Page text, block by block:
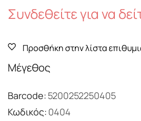
Συνδεθείτε για να
Προσθήκη στην λίστα
Μέγεθος
Barcode: 5200252250405
Κωδικός: 0404